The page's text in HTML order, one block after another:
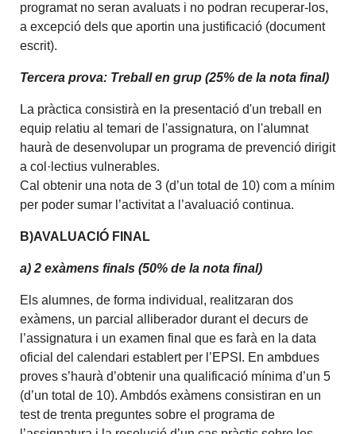
programat no seran avaluats i no podran recuperar-los,
a excepció dels que aportin una justificació (document
escrit).
Tercera prova: Treball en grup (25% de la nota final)
La pràctica consistirà en la presentació d'un treball en
equip relatiu al temari de l'assignatura, on l'alumnat
haurà de desenvolupar un programa de prevenció dirigit
a col·lectius vulnerables.
Cal obtenir una nota de 3 (d’un total de 10) com a mínim
per poder sumar l’activitat a l’avaluació continua.
B)AVALUACIÓ FINAL
a) 2 exàmens finals (50% de la nota final)
Els alumnes, de forma individual, realitzaran dos
exàmens, un parcial alliberador durant el decurs de
l’assignatura i un examen final que es farà en la data
oficial del calendari establert per l’EPSI. En ambdues
proves s’haurà d’obtenir una qualificació mínima d’un 5
(d’un total de 10). Ambdós exàmens consistiran en un
test de trenta preguntes sobre el programa de